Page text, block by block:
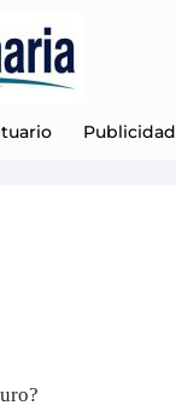
Publicidad